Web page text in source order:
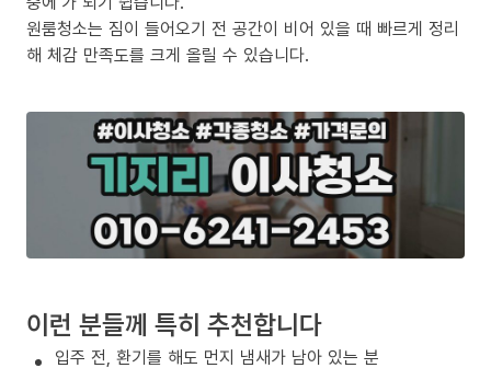
원룸청소는 짐이 들어오기 전 공간이 비어 있을 때 빠르게 정리
해 체감 만족도를 크게 올릴 수 있습니다.
이런 분들께 특히 추천합니다
입주 전, 환기를 해도 먼지 냄새가 남아 있는 분